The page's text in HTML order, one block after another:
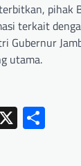
pihak
terkait
Gubernur
utama.
X